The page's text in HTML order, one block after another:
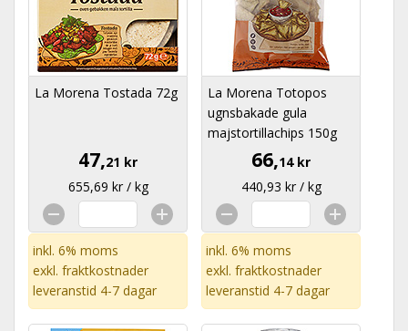
La Morena Tostada 72g
47,21 kr
655,69 kr / kg
inkl. 6% moms
exkl. fraktkostnader
leveranstid 4-7 dagar
La Morena Totopos
ugnsbakade gula
majstortillachips 150g
66,14 kr
440,93 kr / kg
inkl. 6% moms
exkl. fraktkostnader
leveranstid 4-7 dagar